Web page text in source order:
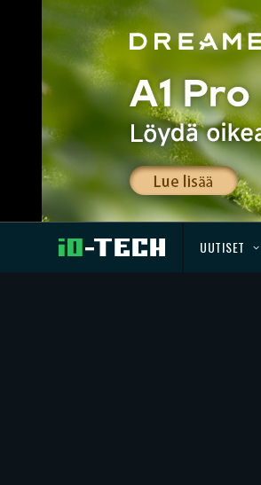
UUTISET